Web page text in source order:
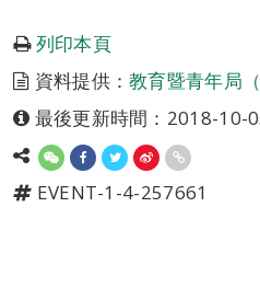
列印本頁
資料提供：教育暨青年局（
最後更新時間：2018-10-
EVENT-1-4-257661